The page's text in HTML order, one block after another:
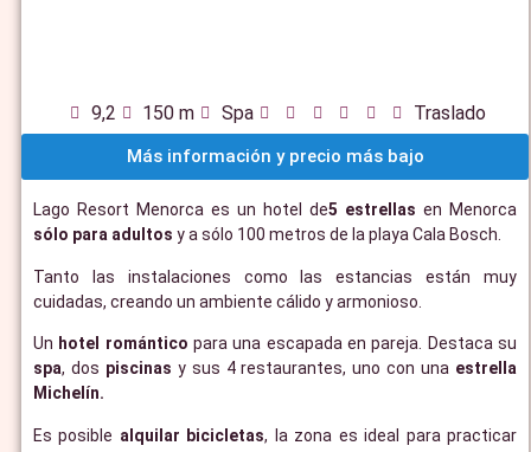
9,2 150 m Spa Traslado
Más información y precio más bajo
Lago Resort Menorca es un hotel de5 estrellas en Menorca
sólo para adultos y a sólo 100 metros de la playa Cala Bosch.
Tanto las instalaciones como las estancias están muy
cuidadas, creando un ambiente cálido y armonioso.
Un hotel romántico para una escapada en pareja. Destaca su
spa, dos piscinas y sus 4 restaurantes, uno con una estrella
Michelín.
Es posible alquilar bicicletas, la zona es ideal para practicar